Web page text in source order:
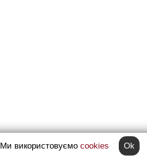
Ми використовуємо cookies Ok